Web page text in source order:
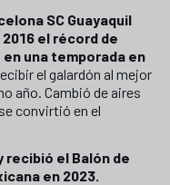
SC Guayaquil
el récord de
una temporada en
el galardón al mejor
año. Cambió de aires
convirtió en el
recibió el Balón de
en 2023.